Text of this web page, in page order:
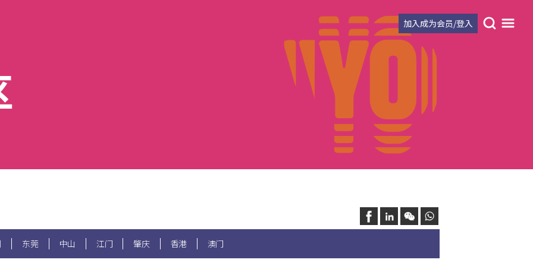
加入成为会员/登入
东莞 中山 江门 肇庆 香港 澳门